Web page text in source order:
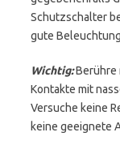
Schutzschalter
gute
Wichtig:Berühre
Kontakte mit
Versuche keine
keine geeignete